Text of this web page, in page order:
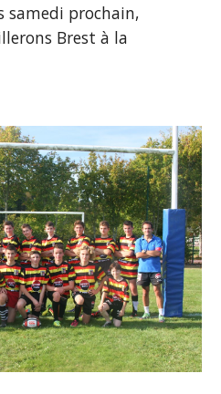
samedi prochain,
Brest à la